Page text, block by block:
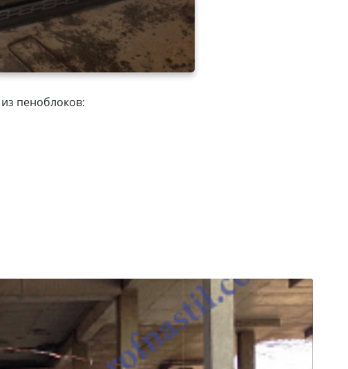
пеноблоков: